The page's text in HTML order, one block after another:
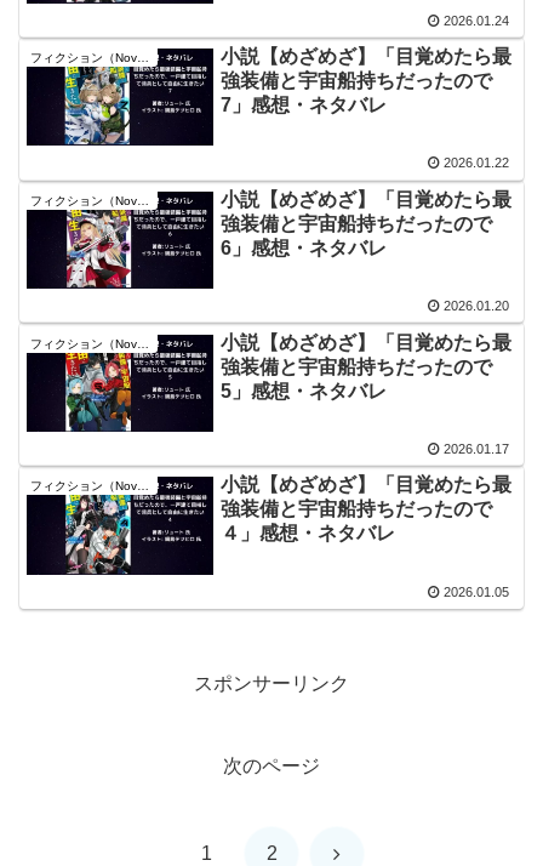
2026.01.24
フィクション（Novel）
小説【めざめざ】「目覚めたら最
強装備と宇宙船持ちだったので
7」感想・ネタバレ
2026.01.22
小説【めざめざ】「目覚めたら最
強装備と宇宙船持ちだったので
6」感想・ネタバレ
2026.01.20
小説【めざめざ】「目覚めたら最
強装備と宇宙船持ちだったので
5」感想・ネタバレ
2026.01.17
フィクション（Novel）
小説【めざめざ】「目覚めたら最
強装備と宇宙船持ちだったので
４」感想・ネタバレ
2026.01.05
スポンサーリンク
次のページ
1 2 次